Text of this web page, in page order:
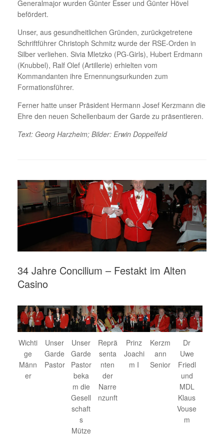
Generalmajor wurden Günter Esser und Günter Hövel
befördert.
Unser, aus gesundheitlichen Gründen, zurückgetretene
Schriftführer Christoph Schmitz wurde der RSE-Orden in
Silber verliehen. Sivia Mletzko (PG-Girls), Hubert Erdmann
(Knubbel), Ralf Olef (Artillerie) erhielten vom
Kommandanten ihre Ernennungsurkunden zum
Formationsführer.
Ferner hatte unser Präsident Hermann Josef Kerzmann die
Ehre den neuen Schellenbaum der Garde zu präsentieren.
Text: Georg Harzheim; Bilder: Erwin Doppelfeld
34 Jahre Concilium – Festakt im Alten
Casino
Wichti
ge
Männ
er
Unser
Garde
Pastor
Unser
Garde
Pastor
beka
m die
Gesell
schaft
s
Mütze
Reprä
senta
nten
der
Narre
nzunft
Prinz
Joachi
m I
Kerzm
ann
Senior
Dr
Uwe
Friedl
und
MDL
Klaus
Vouse
m